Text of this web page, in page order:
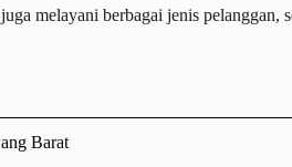
melayani berbagai jenis pelanggan,
Barat